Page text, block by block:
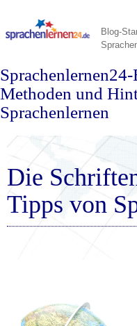
Blog-
Methoden und
Sprachenlernen
Die
Tipps von